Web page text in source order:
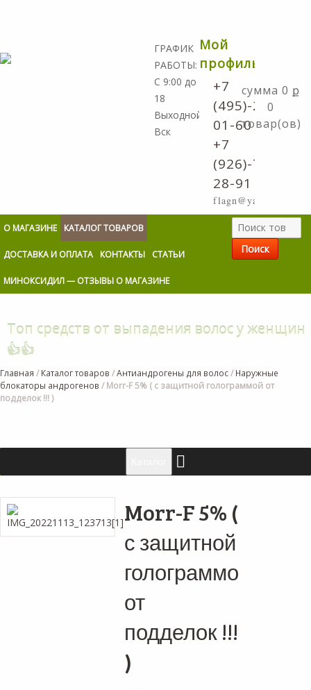
ГРАФИК
РАБОТЫ:
С 9:00 до
18
Выходной:
Вск
Мой
профиль
+7
(495)-298-
01-60
+7
(926)-773-
28-91
flagn@yandex.ru
0 ք
0
товар(ов)
О МАГАЗИНЕ КАТАЛОГ ТОВАРОВ
ДОСТАВКА И ОПЛАТА КОНТАКТЫ СТАТЬИ
МИНОКСИДИЛ — ОТЗЫВЫ О МАГАЗИНЕ
Топ средств от выпадения волос у женщин
👍👍
Главная /Каталог товаров /Антиандрогены для волос/Наружные
блокаторы андрогенов /Morr-F 5% ( с защитной голограммой от
подделок !!! )
Morr-F 5% (
с защитной
голограммой
от
подделок !!!
)